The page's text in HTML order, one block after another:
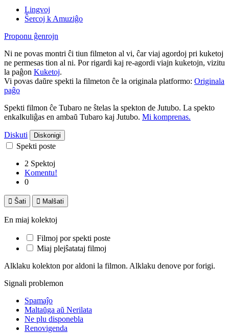
Lingvoj
Ŝercoj k Amuziĝo
Proponu ĝenrojn
Ni ne povas montri ĉi tiun filmeton al vi, ĉar viaj agordoj pri kuketoj
ne permesas tion al ni. Por rigardi kaj re-agordi viajn kuketojn, vizitu
la paĝon Kuketoj.
Vi povas daŭre spekti la filmeton ĉe la originala platformo: Originala
paĝo
Spekti filmon ĉe Tubaro ne ŝtelas la spekton de Jutubo. La spekto
enkalkuliĝas en ambaŭ Tubaro kaj Jutubo. Mi komprenas.
Diskuti Diskonigi
Spekti poste
2 Spektoj
Komentu!
0
 Ŝati  Malŝati
En miaj kolektoj
Filmoj por spekti poste
Miaj plejŝatataj filmoj
Alklaku kolekton por aldoni la filmon. Alklaku denove por forigi.
Signali problemon
Spamaĵo
Maltaŭga aŭ Nerilata
Ne plu disponebla
Renovigenda